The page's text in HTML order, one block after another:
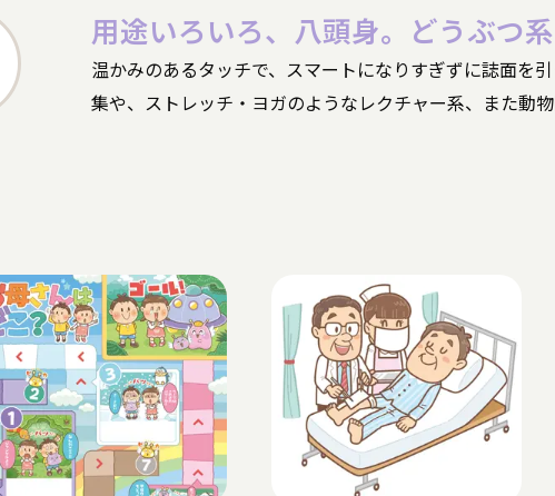
用途いろいろ、八頭身。どうぶつ
温かみのあるタッチで、スマートになりすぎずに誌面を
集や、ストレッチ・ヨガのようなレクチャー系、また動